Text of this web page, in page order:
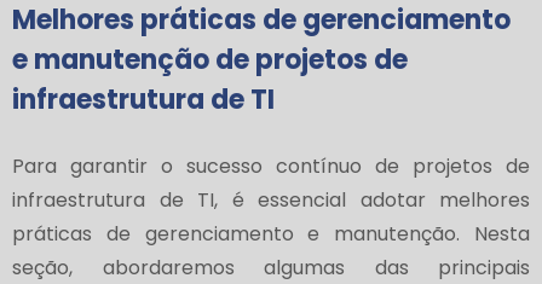
Melhores práticas de gerenciamento
e manutenção de projetos de
infraestrutura de TI
Para garantir o sucesso contínuo de projetos de
infraestrutura de TI, é essencial adotar melhores
práticas de gerenciamento e manutenção. Nesta
seção, abordaremos algumas das principais